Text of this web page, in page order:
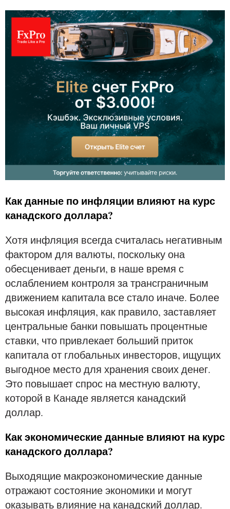
Как данные по инфляции влияют на курс
канадского доллара?
Хотя инфляция всегда считалась негативным
фактором для валюты, поскольку она
обесценивает деньги, в наше время с
ослаблением контроля за трансграничным
движением капитала все стало иначе. Более
высокая инфляция, как правило, заставляет
центральные банки повышать процентные
ставки, что привлекает больший приток
капитала от глобальных инвесторов, ищущих
выгодное место для хранения своих денег.
Это повышает спрос на местную валюту,
которой в Канаде является канадский
доллар.
Как экономические данные влияют на курс
канадского доллара?
Выходящие макроэкономические данные
отражают состояние экономики и могут
оказывать влияние на канадский доллар.